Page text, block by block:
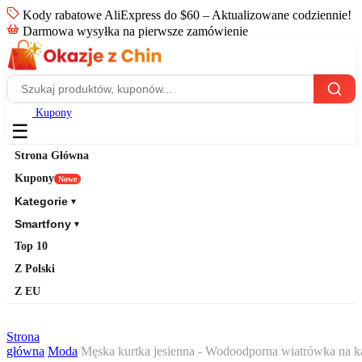
Kody rabatowe AliExpress do $60 – Aktualizowane codziennie!
Darmowa wysyłka na pierwsze zamówienie
Kupony
☰
Strona Główna
Kupony Nowe
Kategorie ▼
Smartfony ▼
Top 10
Z Polski
Z EU
Strona
główna/Moda/Męska kurtka jesienna - Wodoodporna wiatrówka na